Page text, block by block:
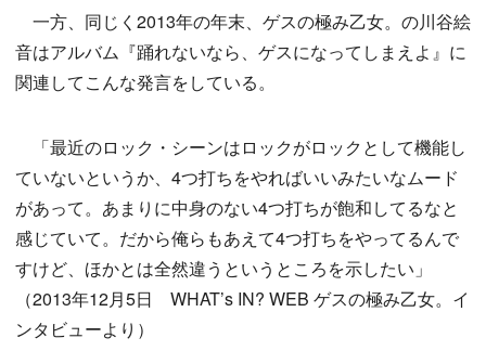
一方、同じく2013年の年末、ゲスの極み乙女。の川谷絵
音はアルバム『踊れないなら、ゲスになってしまえよ』に
関連してこんな発言をしている。
「最近のロック・シーンはロックがロックとして機能し
ていないというか、4つ打ちをやればいいみたいなムード
があって。あまりに中身のない4つ打ちが飽和してるなと
感じていて。だから俺らもあえて4つ打ちをやってるんで
すけど、ほかとは全然違うというところを示したい」
（2013年12月5日 WHAT’s IN? WEB ゲスの極み乙女。イ
ンタビューより）